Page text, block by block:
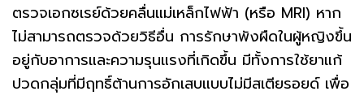
ตรวจเอกซเรย์ด้วยคลื่นแม่เหล็กไฟฟ้า (หรือ MRI) หาก
ไม่สามารถตรวจด้วยวิธีอื่น การรักษาพังผืดในผู้หญิงขึ้น
อยู่กับอาการและความรุนแรงที่เกิดขึ้น มีทั้งการใช้ยาแก้
ปวดกลุ่มที่มีฤทธิ์ต้านการอักเสบแบบไม่มีสเตียรอยด์ เพื่อ